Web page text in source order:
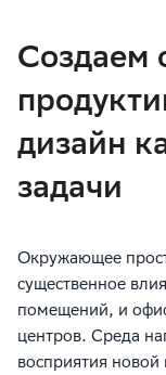
Создаем
дизайн
задачи
Окружающее
существенное
помещений, и
центров. Среда
восприятия